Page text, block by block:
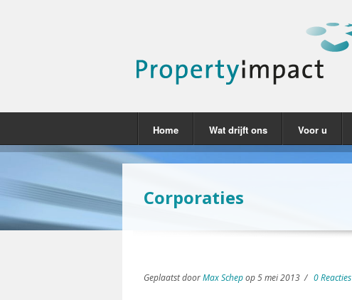
Home Wat drijft ons Voor u
Corporaties
Geplaatst doorMax Schepop5 mei 2013 / 0 Reacties